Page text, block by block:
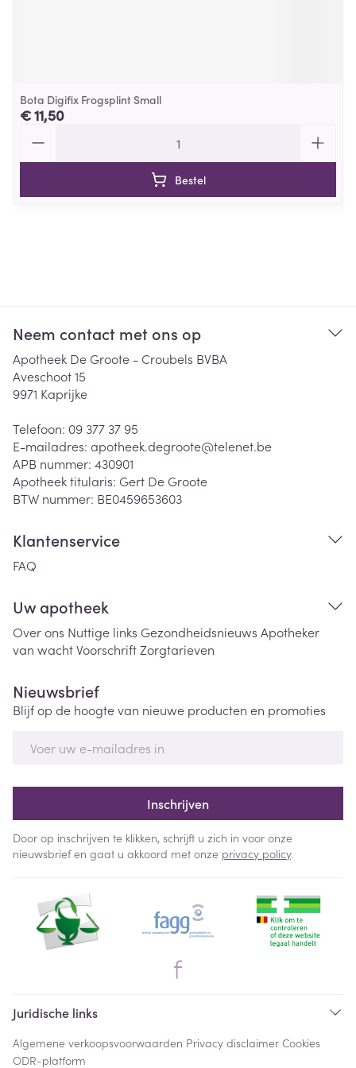
Bota Digifix Frogsplint Small
€ 11,50
Bestel
Neem contact met ons op
Apotheek De Groote - Croubels BVBA
Aveschoot 15
9971 Kaprijke
Telefoon: 09 377 37 95
E-mailadres: apotheek.degroote@telenet.be
APB nummer: 430901
Apotheek titularis: Gert De Groote
BTW nummer: BE0459653603
Klantenservice
FAQ
Uw apotheek
Over ons Nuttige links Gezondheidsnieuws Apotheker
van wachtVoorschriftZorgtarieven
Nieuwsbrief
Blijf op de hoogte van nieuwe producten en promoties
Inschrijven
Door op inschrijven te klikken, schrijft u zich in voor onze
nieuwsbrief en gaat u akkoord met onze privacy policy.
Juridische links
Algemene verkoopsvoorwaarden Privacy disclaimer Cookies
ODR-platform